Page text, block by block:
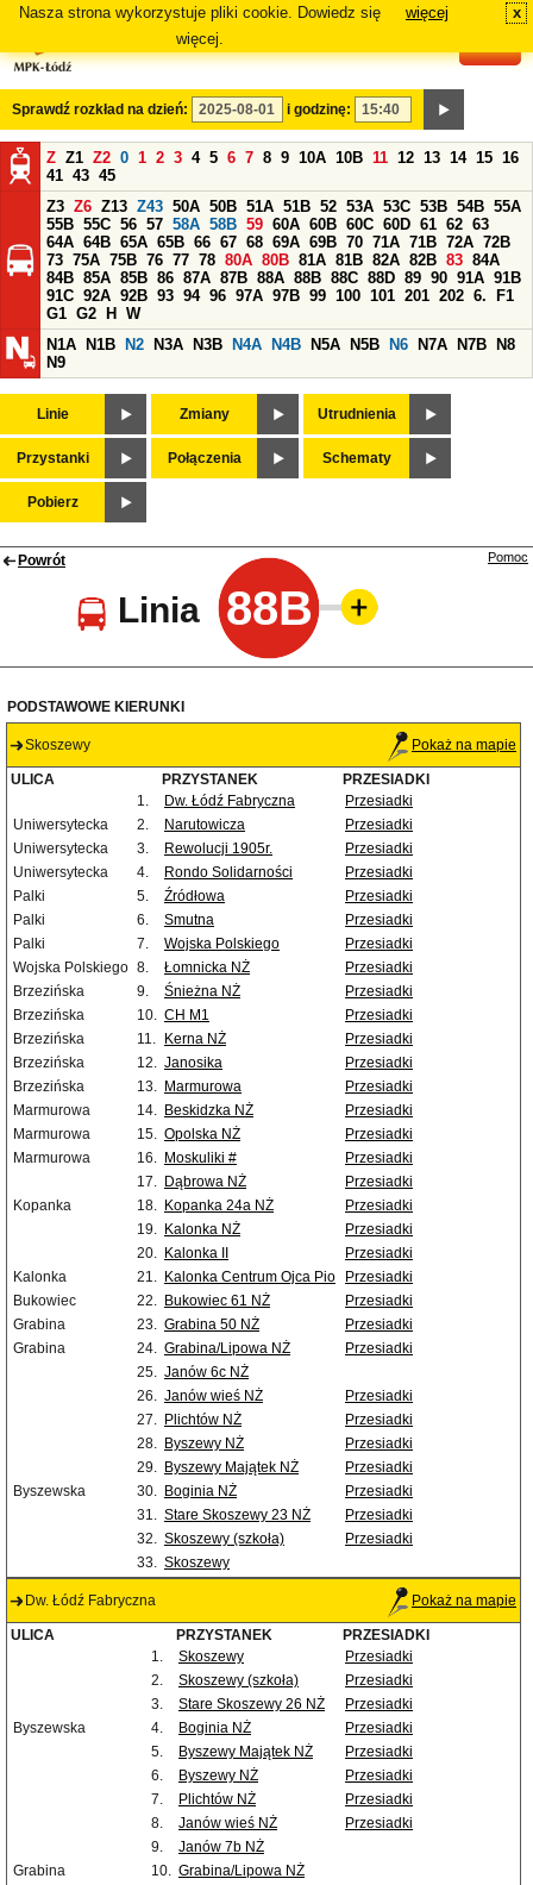
Nasza strona wykorzystuje pliki cookie. Dowiedz się
więcej.
więcej x
Sprawdź rozkład na dzień: i godzinę:
Z Z1 Z2 0 1 2 3 4 5 6 7 8 9 10A 10B 11 12 13 14 15 16
41 43 45
Z3 Z6 Z13 Z43 50A 50B 51A 51B 52 53A 53C 53B 54B 55A
55B 55C 56 57 58A 58B 59 60A 60B 60C 60D 61 62 63
64A 64B 65A 65B 66 67 68 69A 69B 70 71A 71B 72A 72B
73 75A 75B 76 77 78 80A 80B 81A 81B 82A 82B 83 84A
84B 85A 85B 86 87A 87B 88A 88B 88C 88D 89 90 91A 91B
91C 92A 92B 93 94 96 97A 97B 99 100 101 201 202 6.
F1
G1 G2 H
W
N1A
N1B N2 N3A N3B N4A N4B N5A N5B N6 N7A N7B
N8
N9
Linie Zmiany Utrudnienia
Przystanki Połączenia Schematy
Pobierz
Powrót
Linia 88B
Pomoc
PODSTAWOWE KIERUNKI
Skoszewy Pokaż na mapie
ULICA PRZYSTANEK
PRZESIADKI
1.
Dw. Łódź Fabryczna
Przesiadki
Uniwersytecka
2. Narutowicza
Przesiadki
Uniwersytecka
3. Rewolucji 1905r.
Przesiadki
Uniwersytecka
4. Rondo Solidarności
Przesiadki
Palki
5. Źródłowa
Przesiadki
Palki
6. Smutna
Przesiadki
Palki
7. Wojska Polskiego
Przesiadki
Wojska Polskiego 8. Łomnicka NŻ
Przesiadki
Brzezińska
9. Śnieżna NŻ
Przesiadki
Brzezińska
10. CH M1
Przesiadki
Brzezińska
11. Kerna NŻ
Przesiadki
Brzezińska
12. Janosika
Przesiadki
Brzezińska
13. Marmurowa
Przesiadki
Marmurowa
14. Beskidzka NŻ
Przesiadki
Marmurowa
15. Opolska NŻ
Przesiadki
Marmurowa
16. Moskuliki #
Przesiadki
17. Dąbrowa NŻ
Przesiadki
Kopanka
18. Kopanka 24a NŻ
Przesiadki
19. Kalonka NŻ
Przesiadki
20. Kalonka II
Przesiadki
Kalonka
21. Kalonka Centrum Ojca Pio
Przesiadki
Bukowiec
22. Bukowiec 61 NŻ
Przesiadki
Grabina
23. Grabina 50 NŻ
Przesiadki
Grabina
24. Grabina/Lipowa NŻ
Przesiadki
25. Janów 6c NŻ
26. Janów wieś NŻ
Przesiadki
27. Plichtów NŻ
Przesiadki
28. Byszewy NŻ
Przesiadki
29. Byszewy Majątek NŻ
Przesiadki
Byszewska
30. Boginia NŻ
Przesiadki
31. Stare Skoszewy 23 NŻ
Przesiadki
32. Skoszewy (szkoła)
Przesiadki
33. Skoszewy
Dw. Łódź Fabryczna Pokaż na mapie
ULICA PRZYSTANEK
PRZESIADKI
1.
Skoszewy
Przesiadki
2.
Skoszewy (szkoła)
Przesiadki
3.
Stare Skoszewy 26 NŻ
Przesiadki
Byszewska
4. Boginia NŻ
Przesiadki
5.
Byszewy Majątek NŻ
Przesiadki
6.
Byszewy NŻ
Przesiadki
7.
Plichtów NŻ
Przesiadki
8.
Janów wieś NŻ
Przesiadki
9.
Janów 7b NŻ
Grabina
10. Grabina/Lipowa NŻ